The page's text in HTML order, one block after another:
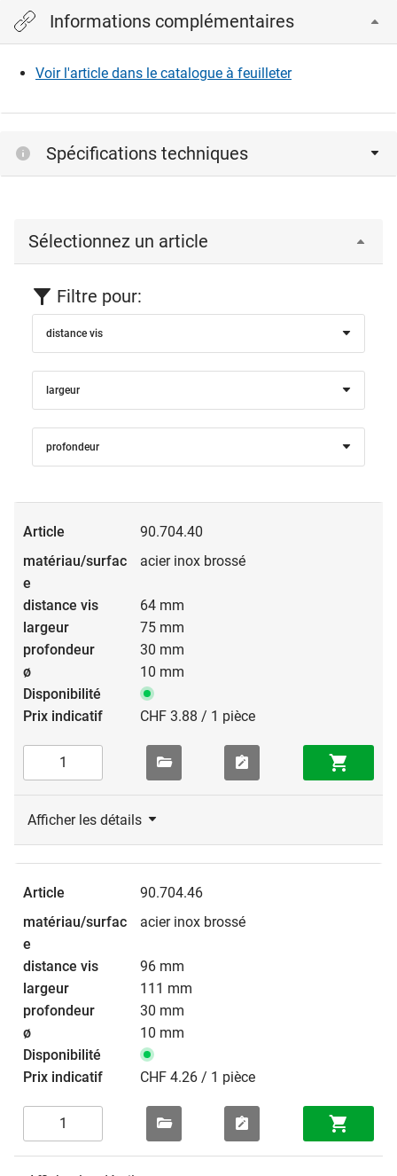
Veuillez vous connecter pour afficher et télécharger les
fichiers CAD.
Connexion
Informations complémentaires
Voir l'article dans le catalogue à feuilleter
Spécifications techniques
Sélectionnez un article
Filtre pour:
distance vis
largeur
profondeur
90.704.40
acier inox brossé
64 mm
75 mm
30 mm
10 mm
CHF 3.88 / 1 pièce
Afficher les détails
90.704.46
acier inox brossé
96 mm
111 mm
30 mm
10 mm
CHF 4.26 / 1 pièce